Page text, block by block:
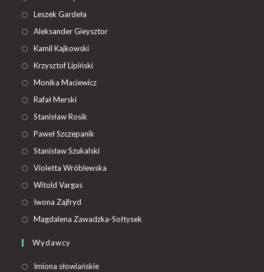
Leszek Gardeła
Aleksander Gieysztor
Kamil Kajkowski
Krzysztof Lipiński
Monika Maciewicz
Rafał Merski
Stanisław Rosik
Paweł Szczepanik
Stanisław Szukalski
Violetta Wróblewska
Witold Vargas
Iwona Zajfryd
Magdalena Zawadzka-Sołtysek
Wydawcy
Imiona słowiańskie